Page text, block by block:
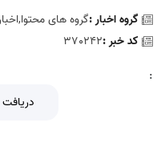
گروه اخبار :گروه های
کد خبر :370242
:
دریافت